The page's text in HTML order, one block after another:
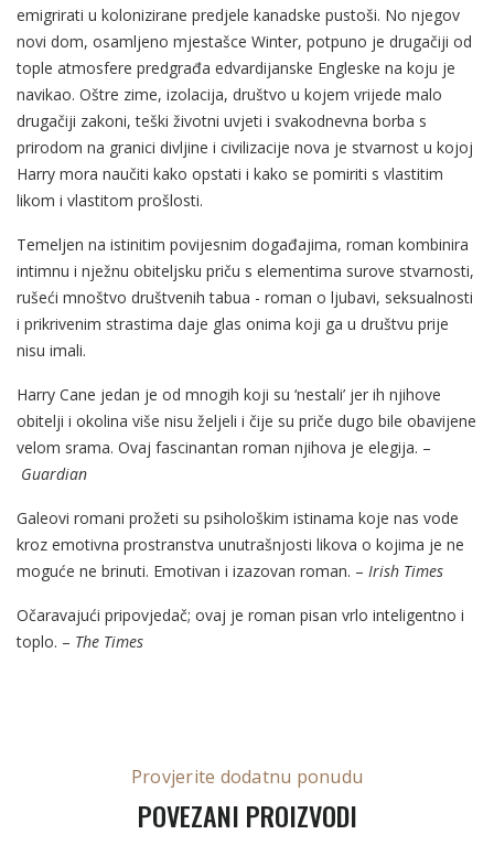
emigrirati u kolonizirane predjele kanadske pustoši. No njegov
novi dom, osamljeno mjestašce Winter, potpuno je drugačiji od
tople atmosfere predgrađa edvardijanske Engleske na koju je
navikao. Oštre zime, izolacija, društvo u kojem vrijede malo
drugačiji zakoni, teški životni uvjeti i svakodnevna borba s
prirodom na granici divljine i civilizacije nova je stvarnost u kojoj
Harry mora naučiti kako opstati i kako se pomiriti s vlastitim
likom i vlastitom prošlosti.
Temeljen na istinitim povijesnim događajima, roman kombinira
intimnu i nježnu obiteljsku priču s elementima surove stvarnosti,
rušeći mnoštvo društvenih tabua - roman o ljubavi, seksualnosti
i prikrivenim strastima daje glas onima koji ga u društvu prije
nisu imali.
Harry Cane jedan je od mnogih koji su ‘nestali’ jer ih njihove
obitelji i okolina više nisu željeli i čije su priče dugo bile obavijene
velom srama. Ovaj fascinantan roman njihova je elegija. –
Guardian
Galeovi romani prožeti su psihološkim istinama koje nas vode
kroz emotivna prostranstva unutrašnjosti likova o kojima je ne
moguće ne brinuti. Emotivan i izazovan roman. – Irish Times
Očaravajući pripovjedač; ovaj je roman pisan vrlo inteligentno i
toplo. – The Times
Provjerite dodatnu ponudu
POVEZANI PROIZVODI